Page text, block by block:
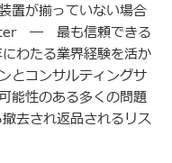
置が揃っていない場合
― 最も信頼できる
わたる業界経験を活か
とコンサルティングサ
能性のある多くの問題
去され返品されるリス